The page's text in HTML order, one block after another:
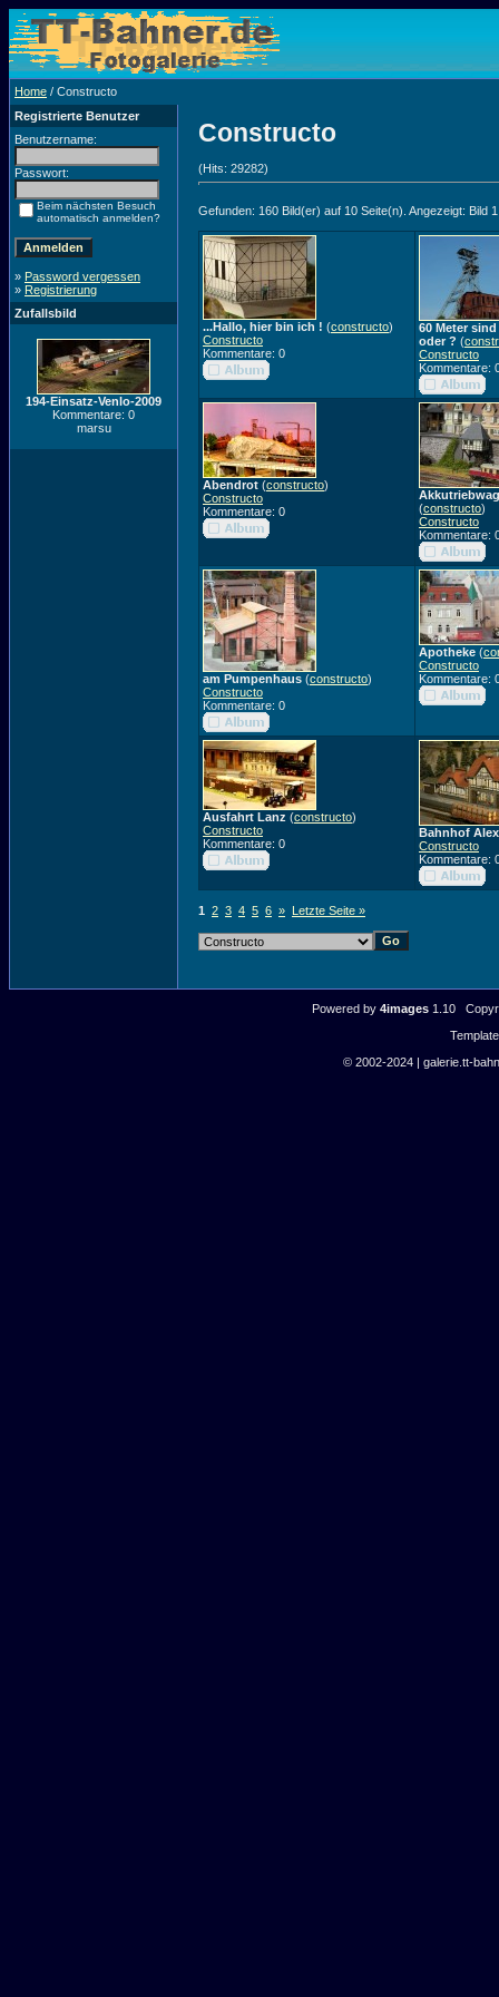
Home / Constructo
Registrierte Benutzer
Benutzername:
Passwort:
Beim nächsten Besuch
automatisch anmelden?
» Password vergessen
» Registrierung
Zufallsbild
194-Einsatz-Venlo-2009
Kommentare: 0
marsu
Constructo
(Hits: 29282)
Gefunden: 160 Bild(er) auf 10 Seite(n). Angezeigt: Bild
...Hallo, hier bin ich ! (constructo)
Constructo
Kommentare: 0
60 Meter
oder ? (
Constructo
Kommentare:
Abendrot (constructo)
Constructo
Kommentare: 0
(constructo)
Constructo
Kommentare:
am Pumpenhaus (constructo)
Constructo
Kommentare: 0
Apotheke (
Constructo
Kommentare:
Ausfahrt Lanz (constructo)
Constructo
Kommentare: 0
Bahnhof
Constructo
Kommentare:
1 2 3 4 5 6 » Letzte Seite »
Powered by 4images1.10
© 2002-2024 | galerie.tt-